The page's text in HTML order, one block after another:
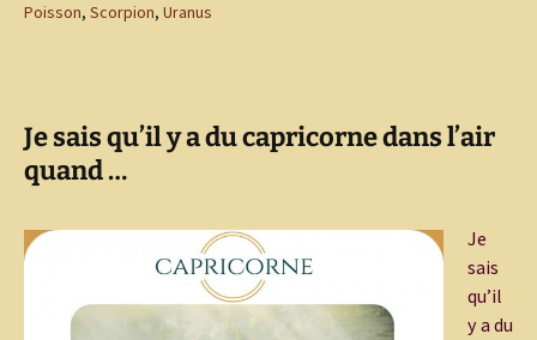
Poisson, Scorpion, Uranus
Je sais qu’il y a du capricorne dans l’air
quand …
Je
sais
qu’il
y a du